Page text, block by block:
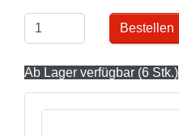
Bestellen
Ab Lager verfügbar (6 Stk.)